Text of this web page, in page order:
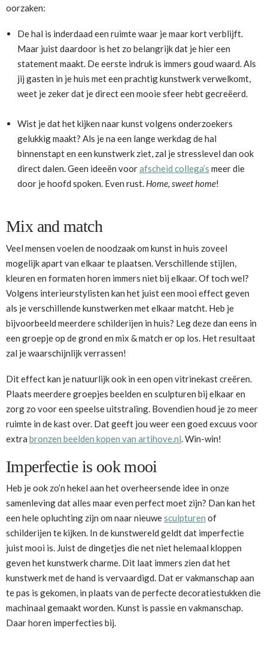
oorzaken:
De hal is inderdaad een ruimte waar je maar kort verblijft.
Maar juist daardoor is het zo belangrijk dat je hier een
statement maakt. De eerste indruk is immers goud waard. Als
jij gasten in je huis met een prachtig kunstwerk verwelkomt,
weet je zeker dat je direct een mooie sfeer hebt gecreëerd.
Wist je dat het kijken naar kunst volgens onderzoekers
gelukkig maakt? Als je na een lange werkdag de hal
binnenstapt en een kunstwerk ziet, zal je stresslevel dan ook
direct dalen. Geen ideeën voorafscheid collega’s meer die
door je hoofd spoken. Even rust. Home, sweet home!
Mix and match
Veel mensen voelen de noodzaak om kunst in huis zoveel
mogelijk apart van elkaar te plaatsen. Verschillende stijlen,
kleuren en formaten horen immers niet bij elkaar. Of toch wel?
Volgens interieurstylisten kan het juist een mooi effect geven
als je verschillende kunstwerken met elkaar matcht. Heb je
bijvoorbeeld meerdere schilderijen in huis? Leg deze dan eens in
een groepje op de grond en mix & match er op los. Het resultaat
zal je waarschijnlijk verrassen!
Dit effect kan je natuurlijk ook in een open vitrinekast creëren.
Plaats meerdere groepjes beelden en sculpturen bij elkaar en
zorg zo voor een speelse uitstraling. Bovendien houd je zo meer
ruimte in de kast over. Dat geeft jou weer een goed excuus voor
extra bronzen beelden kopen van artihove.nl. Win-win!
Imperfectie is ook mooi
Heb je ook zo’n hekel aan het overheersende idee in onze
samenleving dat alles maar even perfect moet zijn? Dan kan het
een hele opluchting zijn om naar nieuwesculpturen of
schilderijen te kijken. In de kunstwereld geldt dat imperfectie
juist mooi is. Juist de dingetjes die net niet helemaal kloppen
geven het kunstwerk charme. Dit laat immers zien dat het
kunstwerk met de hand is vervaardigd. Dat er vakmanschap aan
te pas is gekomen, in plaats van de perfecte decoratiestukken die
machinaal gemaakt worden. Kunst is passie en vakmanschap.
Daar horen imperfecties bij.